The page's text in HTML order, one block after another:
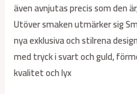
även avnjutas precis som den
Utöver smaken utmärker sig
nya exklusiva och stilrena
med tryck i svart och guld,
kvalitet och lyx